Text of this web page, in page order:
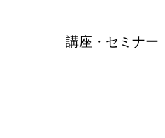
講座・セミナー